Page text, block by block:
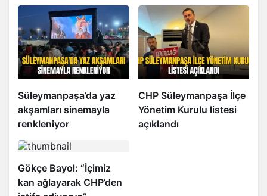
Süleymanpaşa’da yaz
akşamları sinemayla
renkleniyor
CHP Süleymanpaşa İlçe
Yönetim Kurulu listesi
açıklandı
Gökçe Bayol: “İçimiz
kan ağlayarak CHP’den